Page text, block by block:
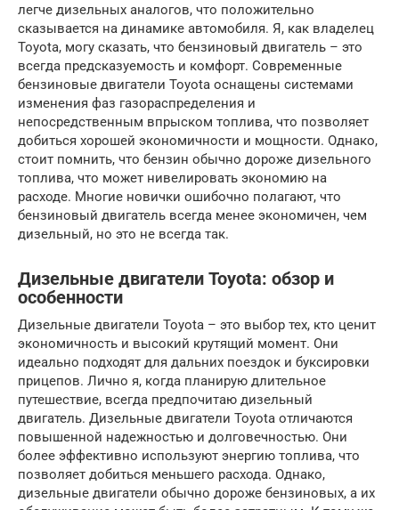
легче дизельных аналогов, что положительно
сказывается на динамике автомобиля. Я, как владелец
Toyota, могу сказать, что бензиновый двигатель – это
всегда предсказуемость и комфорт. Современные
бензиновые двигатели Toyota оснащены системами
изменения фаз газораспределения и
непосредственным впрыском топлива, что позволяет
добиться хорошей экономичности и мощности. Однако,
стоит помнить, что бензин обычно дороже дизельного
топлива, что может нивелировать экономию на
расходе. Многие новички ошибочно полагают, что
бензиновый двигатель всегда менее экономичен, чем
дизельный, но это не всегда так.
Дизельные двигатели Toyota: обзор и
особенности
Дизельные двигатели Toyota – это выбор тех, кто ценит
экономичность и высокий крутящий момент. Они
идеально подходят для дальних поездок и буксировки
прицепов. Лично я, когда планирую длительное
путешествие, всегда предпочитаю дизельный
двигатель. Дизельные двигатели Toyota отличаются
повышенной надежностью и долговечностью. Они
более эффективно используют энергию топлива, что
позволяет добиться меньшего расхода. Однако,
дизельные двигатели обычно дороже бензиновых, а их